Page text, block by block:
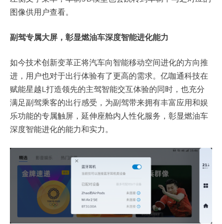
图像供用户查看。
副驾专属大屏，彰显燃油车深度智能进化能力
如今技术创新变革正将汽车向智能移动空间进化的方向推
进，用户也对于出行体验有了更高的需求。亿咖通科技在
赋能星越L打造领先的主驾智能交互体验的同时，也充分
满足副驾乘客的出行感受，为副驾带来拥有丰富应用和娱
乐功能的专属触屏，延伸座舱内人性化服务，彰显燃油车
深度智能进化的能力和实力。